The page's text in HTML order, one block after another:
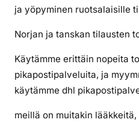
ja yöpyminen ruotsalaisille
Norjan ja tanskan tilausten
Käytämme erittäin nopeita
pikapostipalveluita, ja
käytämme dhl
meillä on muitakin lääkkeitä,